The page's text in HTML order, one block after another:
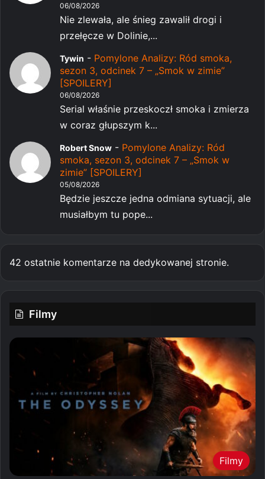
06/08/2026
Nie zlewała, ale śnieg zawalił drogi i
przełęcze w Dolinie,...
Tywin - Pomylone Analizy: Ród smoka,
sezon 3, odcinek 7 – „Smok w zimie”
[SPOILERY]
06/08/2026
Serial właśnie przeskoczł smoka i zmierza
w coraz głupszym k...
Robert Snow - Pomylone Analizy: Ród
smoka, sezon 3, odcinek 7 – „Smok w
zimie” [SPOILERY]
05/08/2026
Będzie jeszcze jedna odmiana sytuacji, ale
musiałbym tu pope...
42 ostatnie komentarze na dedykowanej stronie.
Filmy
Filmy